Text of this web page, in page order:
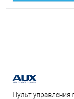
Пульт управления